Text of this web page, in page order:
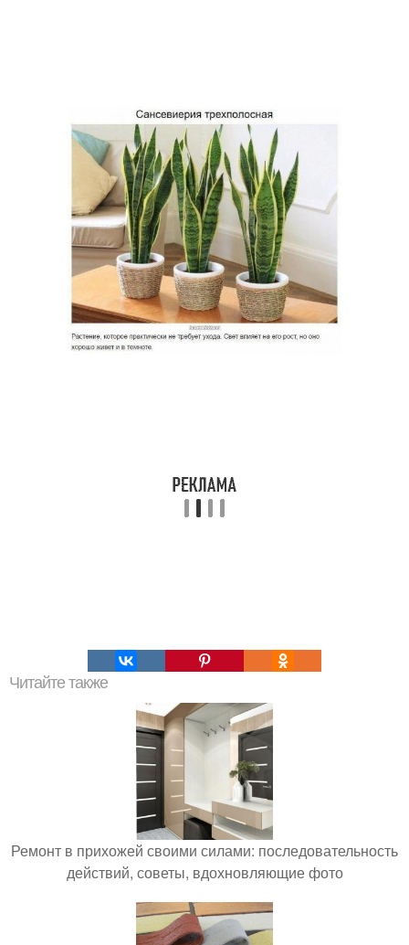
Читайте также
Ремонт в прихожей своими силами: последовательность
действий, советы, вдохновляющие фото